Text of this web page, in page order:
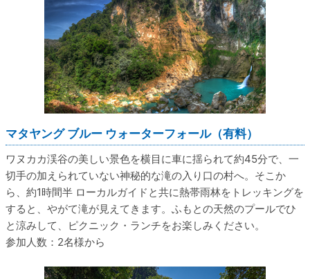
マタヤング ブルー ウォーターフォール（有料）
ワヌカカ渓谷の美しい景色を横目に車に揺られて約45分で、一
切手の加えられていない神秘的な滝の入り口の村へ。そこか
ら、約1時間半 ローカルガイドと共に熱帯雨林をトレッキングを
すると、やがて滝が見えてきます。ふもとの天然のプールでひ
と涼みして、ピクニック・ランチをお楽しみください。
参加人数：2名様から